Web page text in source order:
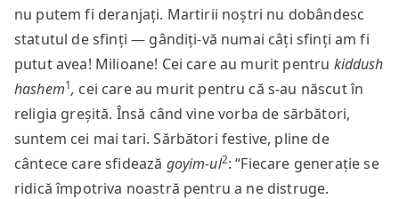
nu putem fi deranjați. Martirii noștri nu dobândesc
statutul de sfinți — gândiți-vă numai câți sfinți am fi
putut avea! Milioane! Cei care au murit pentru kiddush
hashem1, cei care au murit pentru că s-au născut în
religia greșită. Însă când vine vorba de sărbători,
suntem cei mai tari. Sărbători festive, pline de
cântece care sfidează goyim-ul2: “Fiecare generație se
ridică împotriva noastră pentru a ne distruge.